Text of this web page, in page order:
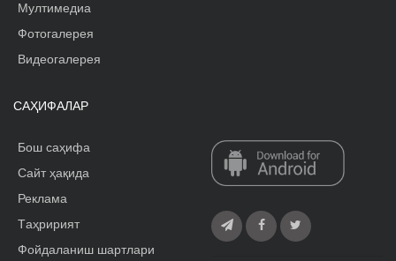
Мултимедиа
Фотогалерея
Видеогалерея
САҲИФАЛАР
Бош саҳифа
Сайт ҳақида
Реклама
Tаҳририят
Фойдаланиш шартлари